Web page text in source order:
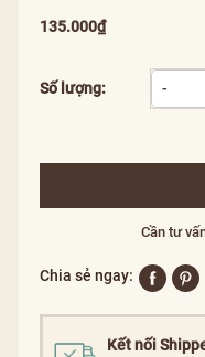
135.000₫
Số lượng: -
Cần tư
Chia sẻ ngay:
Kết nối